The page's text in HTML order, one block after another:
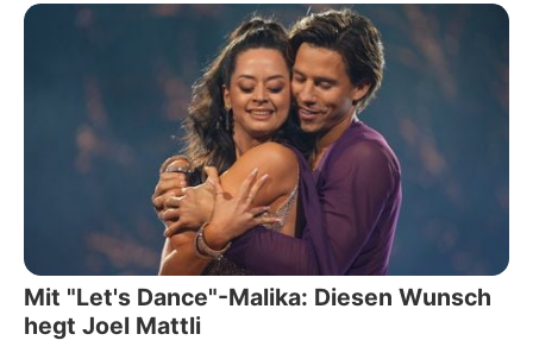
Mit "Let's Dance"-Malika: Diesen Wunsch
hegt Joel Mattli